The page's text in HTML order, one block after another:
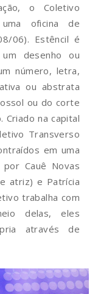
o Coletivo
uma oficina de
06). Estêncil é
desenho ou
número, letra,
ou abstrata
ou do corte
Criado na capital
Transverso
em uma
Cauê Novas
atriz) e Patrícia
trabalha com
delas, eles
através de